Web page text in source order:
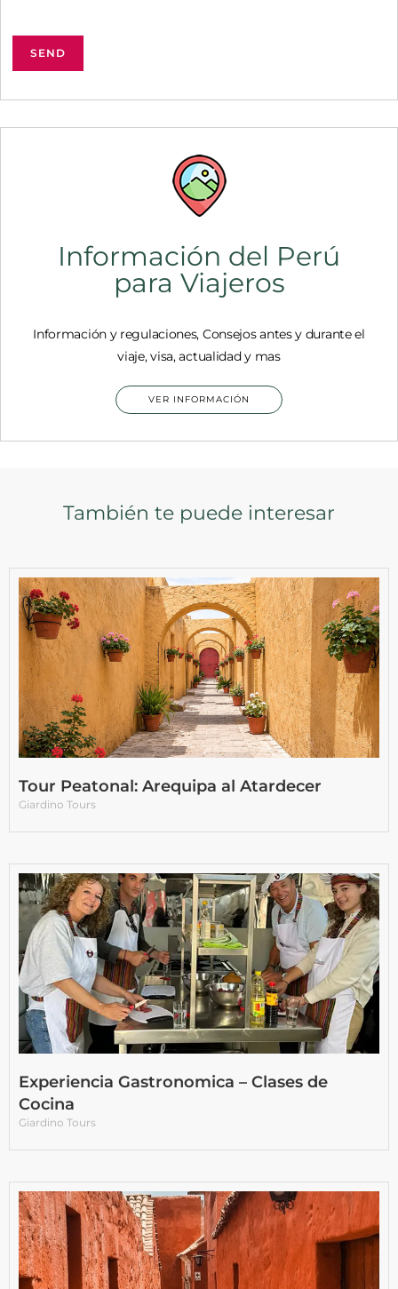
Información del Perú
para Viajeros
Información y regulaciones, Consejos antes y durante el
viaje, visa, actualidad y mas
VER INFORMACIÓN
También te puede interesar
Tour Peatonal: Arequipa al Atardecer
Giardino Tours
Experiencia Gastronomica – Clases de
Cocina
Giardino Tours